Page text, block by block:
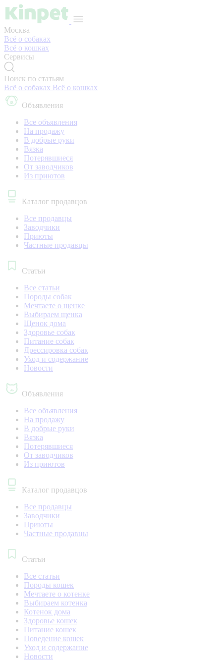
Москва
Всё о собаках
Всё о кошках
Сервисы
Поиск по статьям
Всё о собаках Всё о кошках
Объявления
Все объявления
На продажу
В добрые руки
Вязка
Потерявшиеся
От заводчиков
Из приютов
Каталог продавцов
Все продавцы
Заводчики
Приюты
Частные продавцы
Статьи
Все статьи
Породы собак
Мечтаете о щенке
Выбираем щенка
Щенок дома
Здоровье собак
Питание собак
Дрессировка собак
Уход и содержание
Новости
Объявления
Все объявления
На продажу
В добрые руки
Вязка
Потерявшиеся
От заводчиков
Из приютов
Каталог продавцов
Все продавцы
Заводчики
Приюты
Частные продавцы
Статьи
Все статьи
Породы кошек
Мечтаете о котенке
Выбираем котенка
Котенок дома
Здоровье кошек
Питание кошек
Поведение кошек
Уход и содержание
Новости